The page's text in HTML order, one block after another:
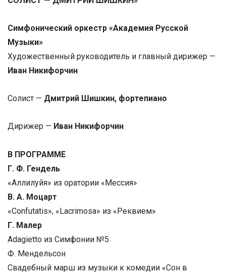
Симфонический оркестр «Академия Русской
Музыки»
Художественный руководитель и главный дирижер —
Иван Никифорчин
Солист — Дмитрий Шишкин, фортепиано
Дирижер — Иван Никифорчин
В ПРОГРАММЕ
Г. Ф. Гендель
«Аллилуйя» из оратории «Мессия»
В. А. Моцарт
«Confutatis», «Lacrimosa» из «Реквием»
Г. Малер
Adagietto из Симфонии №5
Ф. Мендельсон
Свадебный марш из музыки к комедии «Сон в